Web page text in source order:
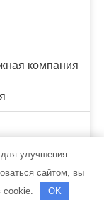
компания
улучшения
сайтом, вы
cookie.
OK